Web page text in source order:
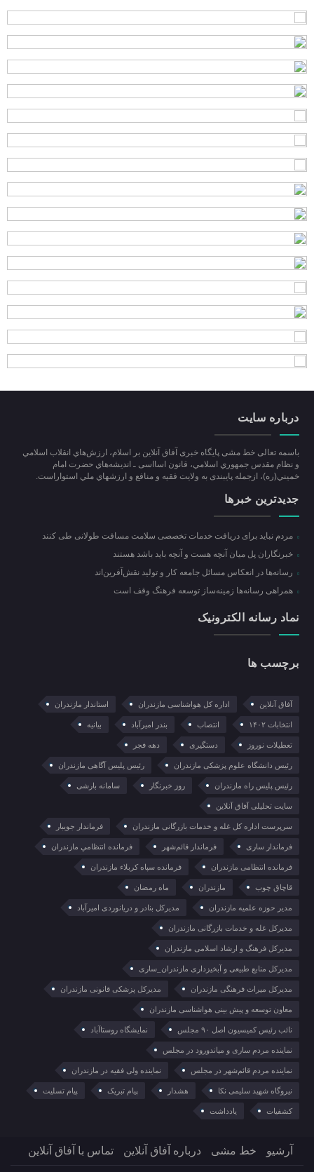
درباره سایت
باسمه تعالی خط مشی پایگاه خبری آفاق آنلاین بر اسلام، ارزش‌هاي انقلاب اسلامي
و نظام مقدس جمهوري اسلامي، قانون اسااسی ـ انديشه‌هاي حضرت امام
خميني(ره)، ازجمله پایبندی به ولايت فقيه و منافع و ارزشهاي ملي استواراست.
جدیدترین خبرها
مردم نباید برای دریافت خدمات تخصصی سلامت مسافت طولانی طی کنند
خبرنگاران پل میان آنچه هست و آنچه باید باشد هستند
رسانه‌ها در انعکاس مسائل جامعه کار و تولید نقش‌آفرین‌اند
همراهی رسانه‌ها زمینه‌ساز توسعه فرهنگ وقف است
نماد رسانه الکترونیک
برچسب ها
آفاق آنلاین اداره کل هواشناسی مازندران استاندار مازندران
انتخابات ۱۴۰۲ انتصاب بندر امیرآباد بیانیه
تعطیلات نوروز دستگیری دهه فجر
رئیس دانشگاه علوم پزشکی مازندران رئیس پلیس آگاهی مازندران
رئیس پلیس راه مازندران روز خبرنگار سامانه بارشی
سایت تحلیلی آفاق آنلاین
سرپرست اداره کل غله و خدمات بازرگانی مازندران فرماندار جویبار
فرماندار ساری فرماندار قائم‌شهر فرمانده انتظامي مازندران
فرمانده انتظامی مازندران فرمانده سپاه کربلاء مازندران
قاچاق چوب مازندران ماه رمضان
مدیر حوزه علمیه مازندران مدیرکل بنادر و دریانوردی امیرآباد
مدیرکل غله و خدمات بازرگانی مازندران
مدیرکل فرهنگ و ارشاد اسلامی مازندران
مدیرکل منابع طبیعی و آبخیزداری مازندران_ساری
مدیرکل میراث فرهنگی مازندران مدیرکل پزشکی قانونی مازندران
معاون توسعه و پیش بینی هواشناسی مازندران
نائب رئیس کمیسیون اصل ۹۰ مجلس نمایشگاه روستا‌آباد
نماینده مردم ساری و میاندورود در مجلس
نماینده مردم قائم‌شهر در مجلس نماینده ولی فقیه در مازندران
نیروگاه شهید سلیمی نکا هشدار پیام تبریک پیام تسلیت
کشفیات یادداشت
آرشیو خط مشی درباره آفاق آنلاین تماس با آفاق آنلاین